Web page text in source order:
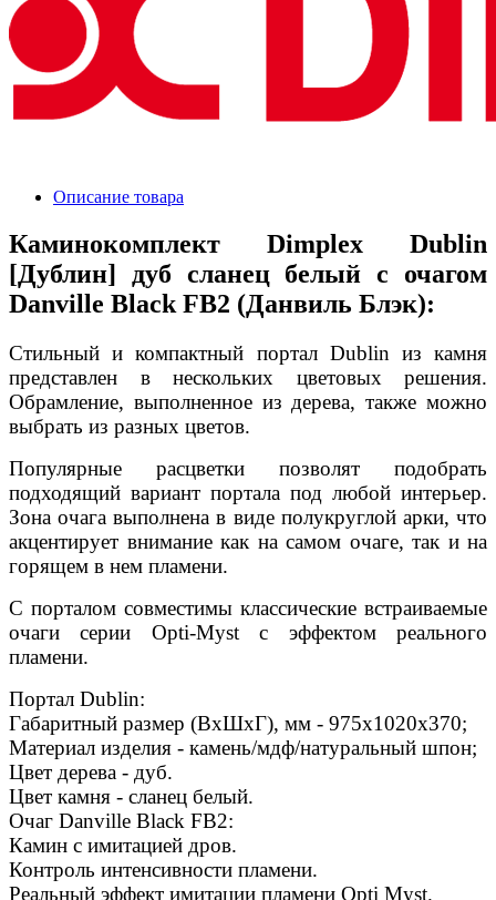
Описание товара
Каминокомплект Dimplex Dublin
[Дублин] дуб сланец белый с очагом
Danville Black FB2 (Данвиль Блэк):
Стильный и компактный портал Dublin из камня
представлен в нескольких цветовых решения.
Обрамление, выполненное из дерева, также можно
выбрать из разных цветов.
Популярные расцветки позволят подобрать
подходящий вариант портала под любой интерьер.
Зона очага выполнена в виде полукруглой арки, что
акцентирует внимание как на самом очаге, так и на
горящем в нем пламени.
С порталом совместимы классические встраиваемые
очаги серии Opti-Myst с эффектом реального
пламени.
Портал Dublin:
Габаритный размер (ВхШхГ), мм - 975х1020х370;
Материал изделия - камень/мдф/натуральный шпон;
Цвет дерева - дуб.
Цвет камня - сланец белый.
Очаг Danville Black FB2:
Камин с имитацией дров.
Контроль интенсивности пламени.
Реальный эффект имитации пламени Opti Myst.